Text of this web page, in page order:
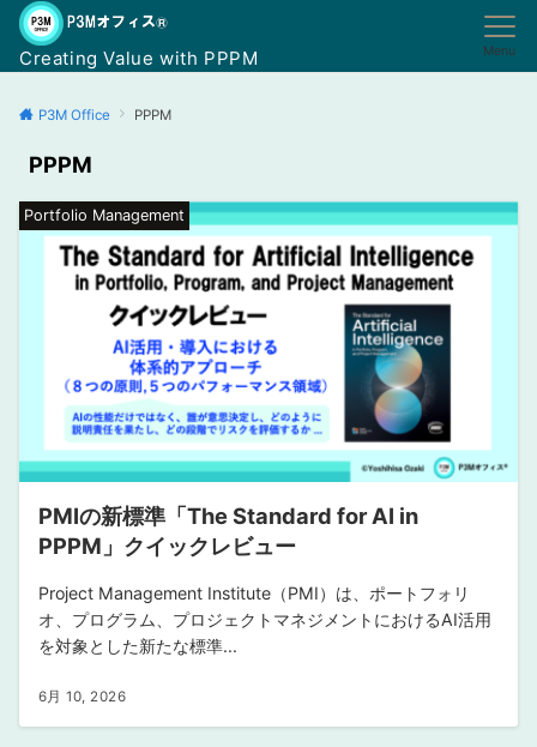
Creating Value with PPPM Menu
P3M Office PPPM
PPPM
Portfolio Management
PMIの新標準「The Standard for AI in
PPPM」クイックレビュー
Project Management Institute（PMI）は、ポートフォリ
オ、プログラム、プロジェクトマネジメントにおけるAI活用
を対象とした新たな標準...
6月 10, 2026